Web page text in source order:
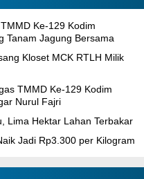
Ke-129 Kodim
Tanam Jagung Bersama
Kloset MCK RTLH Milik
TMMD Ke-129 Kodim
Nurul Fajri
Lima Hektar Lahan Terbakar
Jadi Rp3.300 per Kilogram